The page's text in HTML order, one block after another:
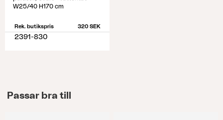
W25/40 H170 cm
Rek. butikspris 320 SEK
2391-830
Passar bra till